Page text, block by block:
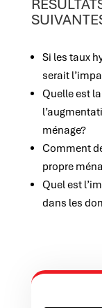
Si les taux
serait
Quelle est
ménage?
Comment
propre
Quel est
dans les